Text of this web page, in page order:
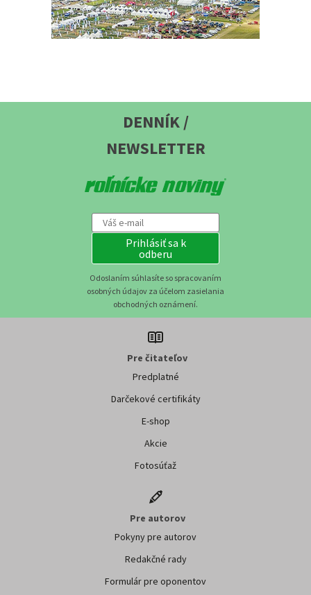
DENNÍK /
NEWSLETTER
Prihlásiť sa k
odberu
Odoslaním súhlasíte so spracovaním
osobných údajov za účelom zasielania
obchodných oznámení.
Pre čitateľov
Predplatné
Darčekové certifikáty
E-shop
Akcie
Fotosúťaž
Pre autorov
Pokyny pre autorov
Redakčné rady
Formulár pre oponentov